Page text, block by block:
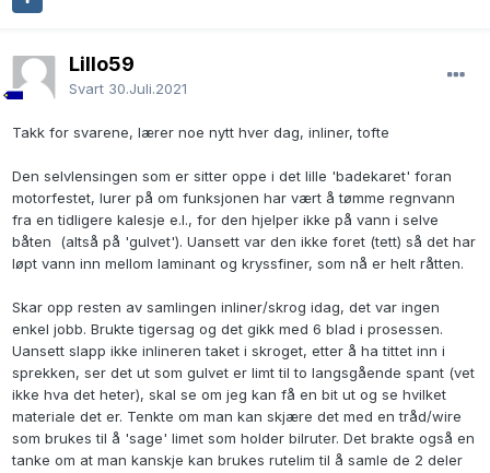
Lillo59
Svart 30.Juli.2021
Takk for svarene, lærer noe nytt hver dag, inliner, tofte
Den selvlensingen som er sitter oppe i det lille 'badekaret' foran
motorfestet, lurer på om funksjonen har vært å tømme regnvann
fra en tidligere kalesje e.l., for den hjelper ikke på vann i selve
båten (altså på 'gulvet'). Uansett var den ikke foret (tett) så det har
løpt vann inn mellom laminant og kryssfiner, som nå er helt råtten.
Skar opp resten av samlingen inliner/skrog idag, det var ingen
enkel jobb. Brukte tigersag og det gikk med 6 blad i prosessen.
Uansett slapp ikke inlineren taket i skroget, etter å ha tittet inn i
sprekken, ser det ut som gulvet er limt til to langsgående spant (vet
ikke hva det heter), skal se om jeg kan få en bit ut og se hvilket
materiale det er. Tenkte om man kan skjære det med en tråd/wire
som brukes til å 'sage' limet som holder bilruter. Det brakte også en
tanke om at man kanskje kan brukes rutelim til å samle de 2 deler